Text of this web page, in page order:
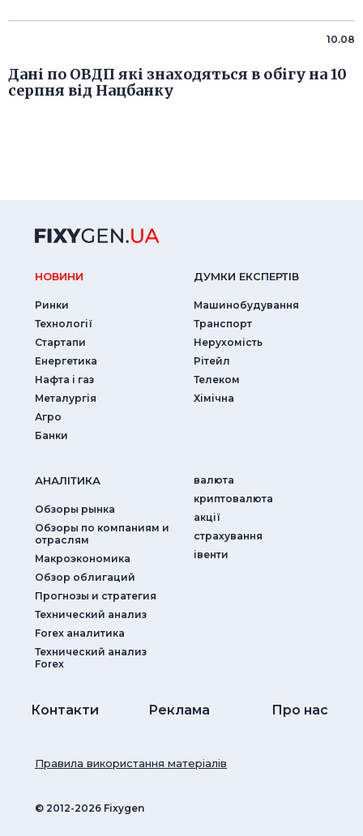
10.08
Дані по ОВДП які знаходяться в обігу на 10
серпня від Нацбанку
НОВИНИ
Ринки
Технології
Стартапи
Енергетика
Нафта і газ
Металургія
Агро
Банки
ДУМКИ ЕКСПЕРТIВ
Машинобудування
Транспорт
Нерухомість
Рітейл
Телеком
Хімічна
АНАЛIТИКА
Обзоры рынка
Обзоры по компаниям и
отраслям
Макроэкономика
Обзор облигаций
Прогнозы и стратегия
Технический анализ
Forex аналитика
Технический анализ
Forex
валюта
криптовалюта
акції
страхування
iвенти
Контакти Реклама Про нас
© ‎2012-2026 Fixygen
Правила використання матеріалів